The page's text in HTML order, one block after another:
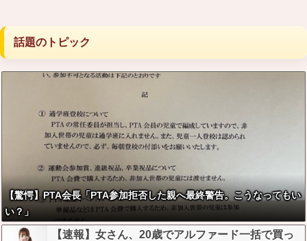
話題のトピック
【驚愕】PTA会長「PTA参加拒否した親へ最終警告。こうなってもい
い？」
【速報】女さん、20歳でアルファード一括で買っ